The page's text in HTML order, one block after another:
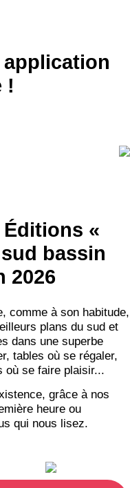
!
«
bassin
2026
comme à son habitude,
plans du sud et
dans une superbe
tables où se régaler,
où se faire plaisir...
grâce à nos
heure ou
qui nous lisez.